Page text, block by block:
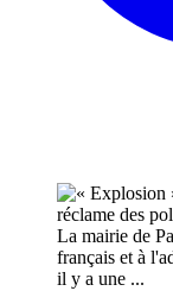
La mairie de
français et à
il y a une ...